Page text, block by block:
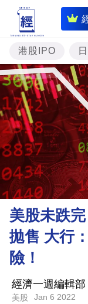
即
時
財
經
專
題
投
資
樓
市
理
財
商
科
技
港股IPO
美股未跌
拋售 大行
險！
經濟一週編輯部
美股 Jan 6 2022